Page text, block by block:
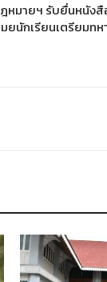
หมายฯ รับยื่นหนังสื
ยนักเรียนเตรียมท